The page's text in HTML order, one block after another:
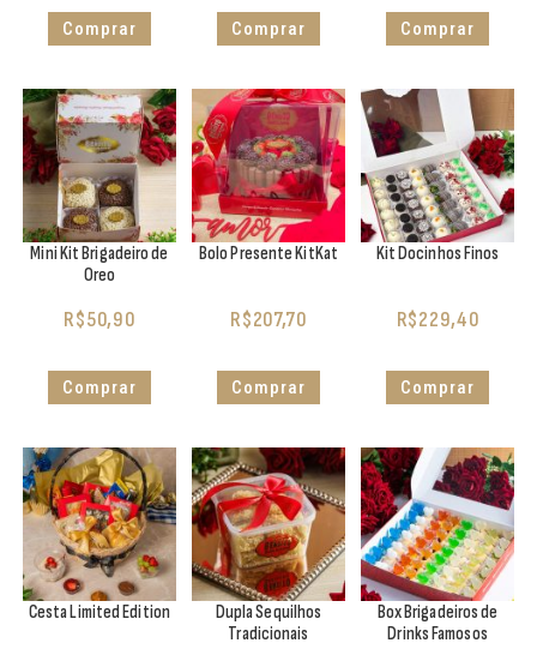
Comprar Comprar Comprar
Mini Kit Brigadeiro de
Oreo
R$50,90
Comprar
Bolo Presente KitKat
R$207,70
Comprar
Kit Docinhos Finos
R$229,40
Comprar
Cesta Limited Edition
Dupla Sequilhos
Tradicionais
Box Brigadeiros de
Drinks Famosos